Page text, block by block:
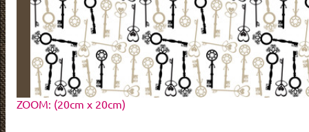
ZOOM: (20cm x 20cm)